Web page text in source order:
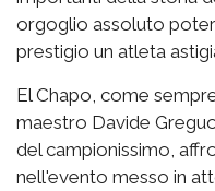
orgoglio assoluto
prestigio un atleta
El Chapo, come
maestro Davide
del campionissimo,
nell'evento messo in